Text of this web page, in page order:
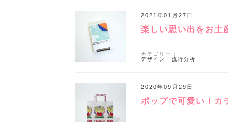
楽しい思い出をお土
2021年01月27日
カテゴリー：
デザイン・流行分析
ポップで可愛い！カ
2020年09月29日